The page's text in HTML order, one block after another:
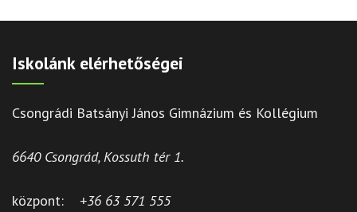
Iskolánk elérhetőségei
Csongrádi Batsányi János Gimnázium és Kollégium
6640 Csongrád, Kossuth tér 1.
központ: +36 63 571 555